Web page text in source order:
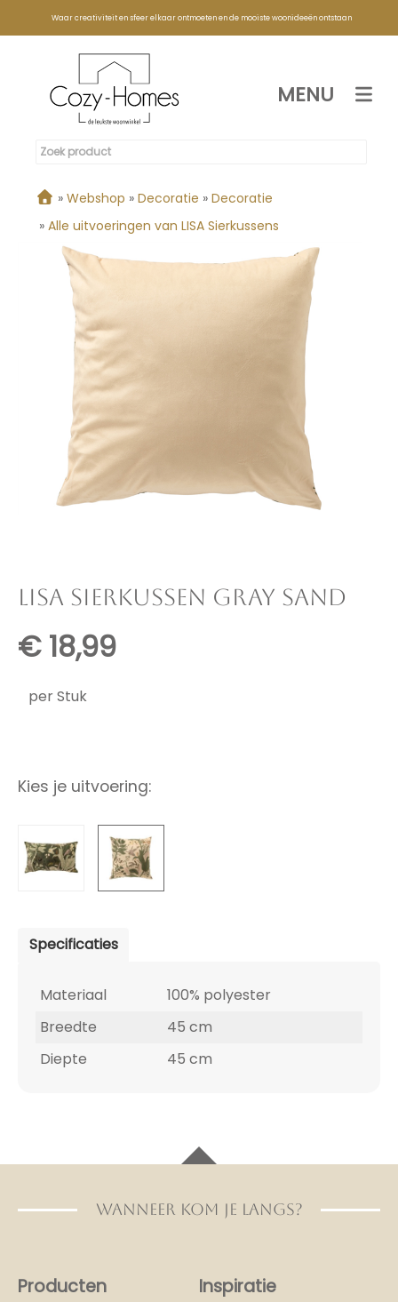
Waar creativiteit en sfeer elkaar ontmoeten en de mooiste woonideeën ontstaan
MENU
» Webshop » Decoratie » Decoratie
» Alle uitvoeringen van LISA Sierkussens
LISA SIERKUSSEN GRAY SAND
€ 18,99
per Stuk
Kies je uitvoering:
Specificaties
Materiaal
100% polyester
Breedte
45 cm
Diepte
45 cm
WANNEER KOM JE LANGS?
Producten Inspiratie